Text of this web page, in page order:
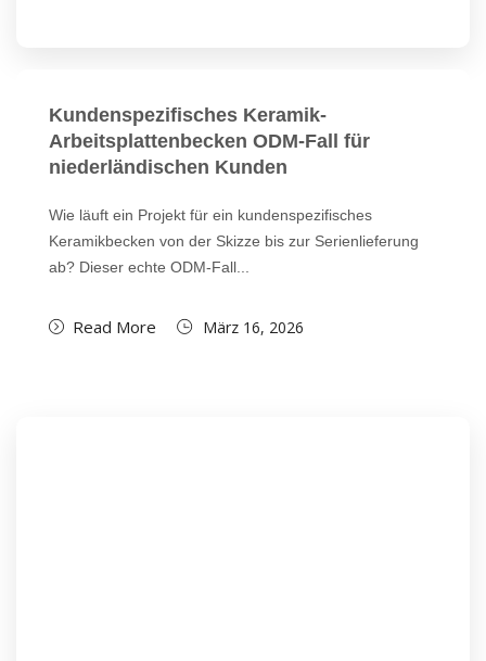
Kundenspezifisches Keramik-
Arbeitsplattenbecken ODM-Fall für
niederländischen Kunden
Wie läuft ein Projekt für ein kundenspezifisches
Keramikbecken von der Skizze bis zur Serienlieferung
ab? Dieser echte ODM-Fall...
Read More März 16, 2026